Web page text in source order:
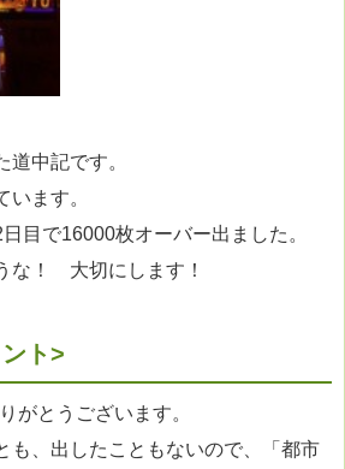
中記です。
ます。
目で16000枚オーバー出ました。
な！ 大切にします！
ト>
がとうございます。
も、出したこともないので、「都市